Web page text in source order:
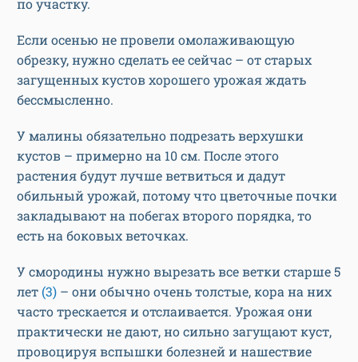
по участку.
Если осенью не провели омолаживающую
обрезку, нужно сделать ее сейчас – от старых
загущенных кустов хорошего урожая ждать
бессмысленно.
У малины обязательно подрезать верхушки
кустов – примерно на 10 см. После этого
растения будут лучше ветвиться и дадут
обильный урожай, потому что цветочные почки
закладывают на побегах второго порядка, то
есть на боковых веточках.
У смородины нужно вырезать все ветки старше 5
лет (3) – они обычно очень толстые, кора на них
часто трескается и отслаивается. Урожая они
практически не дают, но сильно загущают куст,
провоцируя вспышки болезней и нашествие